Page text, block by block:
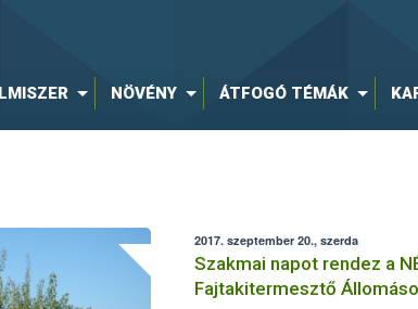
NÖVÉNY ÁTFOGÓ TÉMÁK
2017. szeptember 20., szerda
Szakmai napot rendez a
Fajtakitermesztő